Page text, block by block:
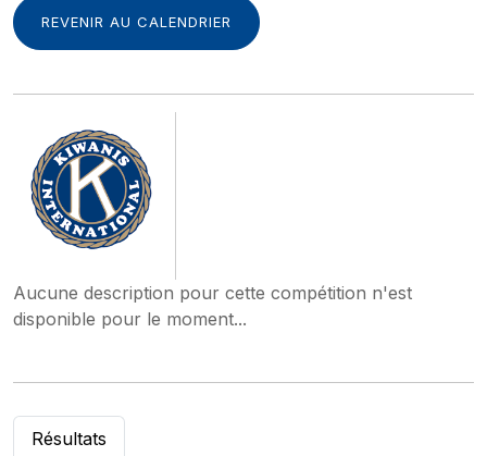
REVENIR AU CALENDRIER
Aucune description pour cette compétition n'est
disponible pour le moment...
Résultats